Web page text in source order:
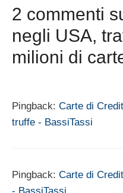
2 commenti
negli USA,
milioni di
Pingback: Carte di
truffe - BassiTassi
Pingback: Carte di
- BassiTassi